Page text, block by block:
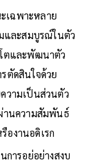
เฉพาะหลาย
และสมบูรณ์ในตัว
ตและพัฒนาตัว
ตัดสินใจด้วย
วามเป็นส่วนตัว
านความสัมพันธ์
องานอดิเรก
การอยู่อย่างสงบ